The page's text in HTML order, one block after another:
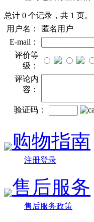
总计 0 个记录，共 1 页。
用户名：
匿名用户
E-mail：
评价等
级：
评论内
容：
验证码：
购物指南
注册登录
售后服务
售后服务政策